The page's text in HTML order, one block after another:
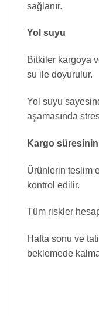
sağlanır.
Yol suyu
Bitkiler kargoya
su ile doyurulur.
Yol suyu
aşamasında
Kargo
Ürünlerin teslim
kontrol edilir.
Tüm riskler
Hafta sonu ve
beklemede